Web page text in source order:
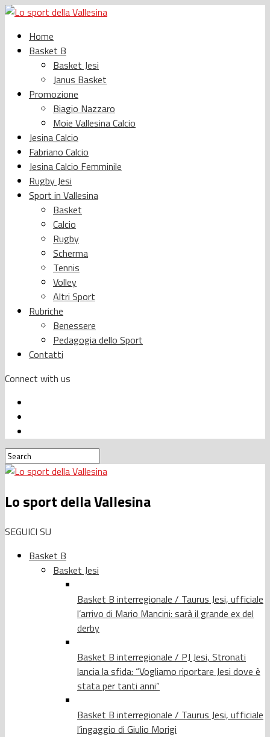
Home
Basket B
Basket Jesi
Janus Basket
Promozione
Biagio Nazzaro
Moie Vallesina Calcio
Jesina Calcio
Fabriano Calcio
Jesina Calcio Femminile
Rugby Jesi
Sport in Vallesina
Basket
Calcio
Rugby
Scherma
Tennis
Volley
Altri Sport
Rubriche
Benessere
Pedagogia dello Sport
Contatti
Connect with us
Lo sport della Vallesina
SEGUICI SU
Basket B
Basket Jesi
Basket B interregionale / Taurus Jesi, ufficiale
l’arrivo di Mario Mancini: sarà il grande ex del
derby
Basket B interregionale / PJ Jesi, Stronati
lancia la sfida: “Vogliamo riportare Jesi dove è
stata per tanti anni”
Basket B interregionale / Taurus Jesi, ufficiale
l’ingaggio di Giulio Morigi